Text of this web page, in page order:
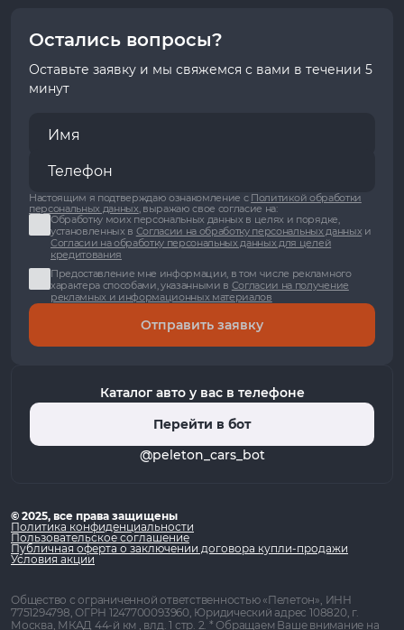
Остались вопросы?
Оставьте заявку и мы свяжемся с вами в течении 5
минут
Настоящим я подтверждаю ознакомление с Политикой обработки
персональных данных, выражаю свое согласие на:
Обработку моих персональных данных в целях и порядке,
установленных в Согласии на обработку персональных данныхи
Согласии на обработку персональных данных для целей
кредитования
Предоставление мне информации, в том числе рекламного
характера способами, указанными в Согласии на получение
рекламных и информационных материалов
Отправить заявку
Каталог авто у вас в телефоне
Перейти в бот
@peleton_cars_bot
© 2025, все права защищены
Политика конфиденциальности
Пользовательское соглашение
Публичная оферта о заключении договора купли-продажи
Условия акции
Общество с ограниченной ответственностью «Пелетон», ИНН
7751294798, ОГРН 1247700093960, Юридический адрес 108820, г.
Москва, МКАД 44-й км , влд. 1 стр. 2. * Обращаем Ваше внимание на